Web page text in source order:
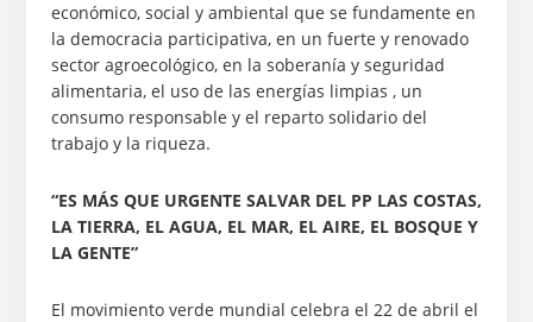
económico, social y ambiental que se fundamente en
la democracia participativa, en un fuerte y renovado
sector agroecológico, en la soberanía y seguridad
alimentaria, el uso de las energías limpias , un
consumo responsable y el reparto solidario del
trabajo y la riqueza.
“ES MÁS QUE URGENTE SALVAR DEL PP LAS COSTAS,
LA TIERRA, EL AGUA, EL MAR, EL AIRE, EL BOSQUE Y
LA GENTE”
El movimiento verde mundial celebra el 22 de abril el